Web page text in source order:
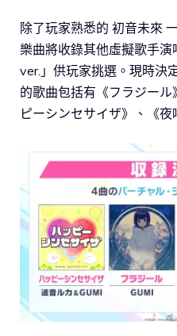
除了玩家熟悉的 初音未來
樂曲將收錄其他虛擬歌手
ver.」供玩家挑選。現時決
的歌曲包括有《フラジー
ピーシンセサイザ》、《夜